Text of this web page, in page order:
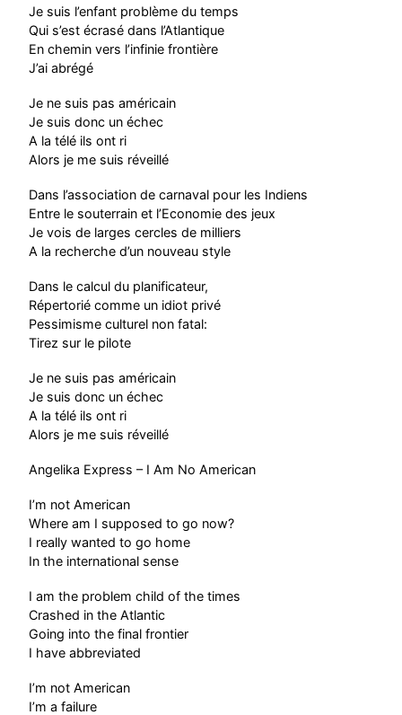
Je suis l’enfant problème du temps
Qui s’est écrasé dans l’Atlantique
En chemin vers l’infinie frontière
J’ai abrégé
Je ne suis pas américain
Je suis donc un échec
A la télé ils ont ri
Alors je me suis réveillé
Dans l’association de carnaval pour les Indiens
Entre le souterrain et l’Economie des jeux
Je vois de larges cercles de milliers
A la recherche d’un nouveau style
Dans le calcul du planificateur,
Répertorié comme un idiot privé
Pessimisme culturel non fatal:
Tirez sur le pilote
Je ne suis pas américain
Je suis donc un échec
A la télé ils ont ri
Alors je me suis réveillé
Angelika Express – I Am No American
I’m not American
Where am I supposed to go now?
I really wanted to go home
In the international sense
I am the problem child of the times
Crashed in the Atlantic
Going into the final frontier
I have abbreviated
I’m not American
I’m a failure